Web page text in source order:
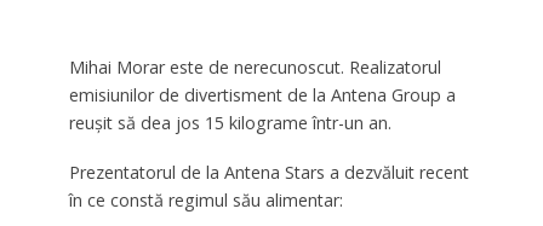
Mihai Morar este de nerecunoscut. Realizatorul
emisiunilor de divertisment de la Antena Group a
reușit să dea jos 15 kilograme într-un an.
Prezentatorul de la Antena Stars a dezvăluit recent
în ce constă regimul său alimentar: